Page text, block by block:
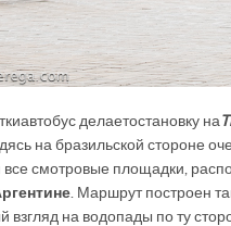
автобус делает остановку на
на бразильской стороне
все смотровые площадки,
. Маршрут построен
на водопады по ту